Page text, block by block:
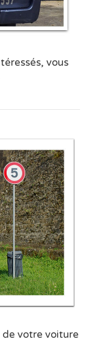
vous
de votre voiture